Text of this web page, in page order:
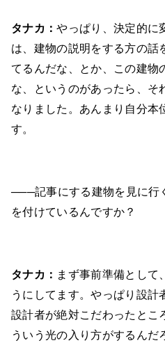
タナカ：やっぱり、決定的に
は、建物の説明をする方の話
てるんだな、とか、この建物
な、というのがあったら、そ
なりました。あんまり自分本
す。
───記事にする建物を見に行
を付けているんですか？
タナカ： まず事前準備として
うにしてます。やっぱり設計
設計者が絶対こだわったとこ
ういう光の入り方がするんだ